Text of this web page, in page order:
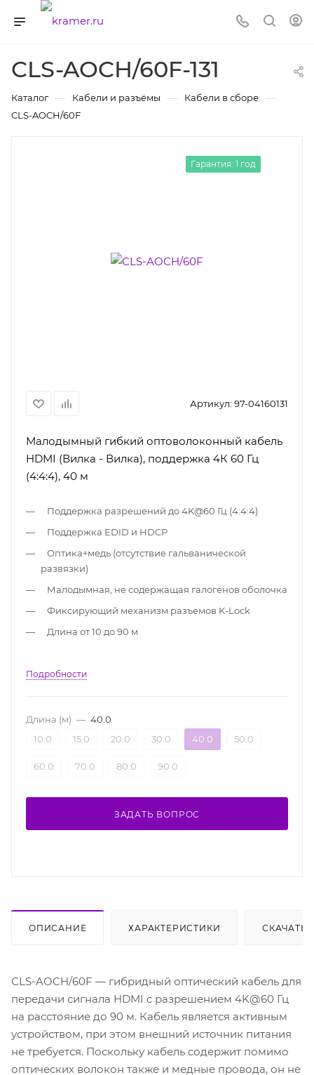
CLS-AOCH/60F-131
Каталог — Кабели и разъёмы — Кабели в сборе —
CLS-AOCH/60F
Гарантия: 1 год
Артикул: 97-04160131
Малодымный гибкий оптоволоконный кабель
HDMI (Вилка - Вилка), поддержка 4К 60 Гц
(4:4:4), 40 м
Поддержка разрешений до 4K@60 Гц (4:4:4)
Поддержка EDID и HDCP
Оптика+медь (отсутствие гальванической
развязки)
Малодымная, не содержащая галогенов оболочка
Фиксирующий механизм разъемов K-Lock
Длина от 10 до 90 м
Подробности
Длина (м) — 40.0
10.0
15.0 20.0 30.0 40.0 50.0
60.0 70.0 80.0 90.0
ЗАДАТЬ ВОПРОС
ОПИСАНИЕ ХАРАКТЕРИСТИКИ СКАЧАТЬ
CLS-AOCH/60F — гибридный оптический кабель для
передачи сигнала HDMI с разрешением 4K@60 Гц
на расстояние до 90 м. Кабель является активным
устройством, при этом внешний источник питания
не требуется. Поскольку кабель содержит помимо
оптических волокон также и медные провода, он не